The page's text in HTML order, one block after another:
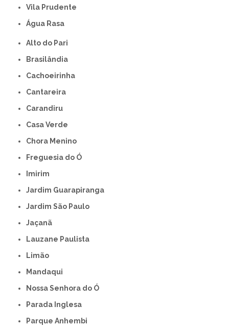
Vila Prudente
Água Rasa
Alto do Pari
Brasilândia
Cachoeirinha
Cantareira
Carandiru
Casa Verde
Chora Menino
Freguesia do Ó
Imirim
Jardim Guarapiranga
Jardim São Paulo
Jaçanã
Lauzane Paulista
Limão
Mandaqui
Nossa Senhora do Ó
Parada Inglesa
Parque Anhembi